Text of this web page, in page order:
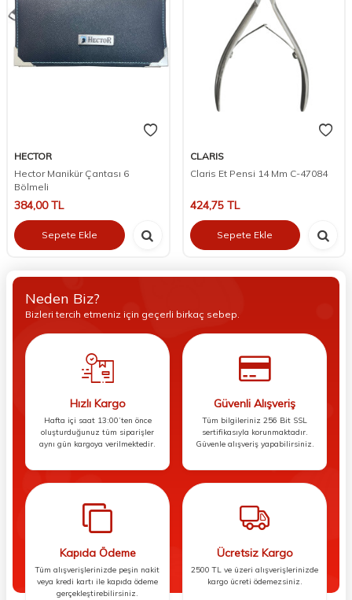
HECTOR
Hector Manikür Çantası 6
Bölmeli
384,00TL
Sepete Ekle
CLARIS
Claris Et Pensi 14 Mm C-47084
424,75TL
Sepete Ekle
Neden Biz?
Bizleri tercih etmeniz için geçerli birkaç sebep.
Hızlı Kargo
Hafta içi saat 13:00’ten önce
oluşturduğunuz tüm siparişler
aynı gün kargoya verilmektedir.
Güvenli Alışveriş
Tüm bilgileriniz 256 Bit SSL
sertifikasıyla korunmaktadır.
Güvenle alışveriş yapabilirsiniz.
Kapıda Ödeme
Tüm alışverişlerinizde peşin nakit
veya kredi kartı ile kapıda ödeme
gerçekleştirebilirsiniz.
Ücretsiz Kargo
2500 TL ve üzeri alışverişlerinizde
kargo ücreti ödemezsiniz.